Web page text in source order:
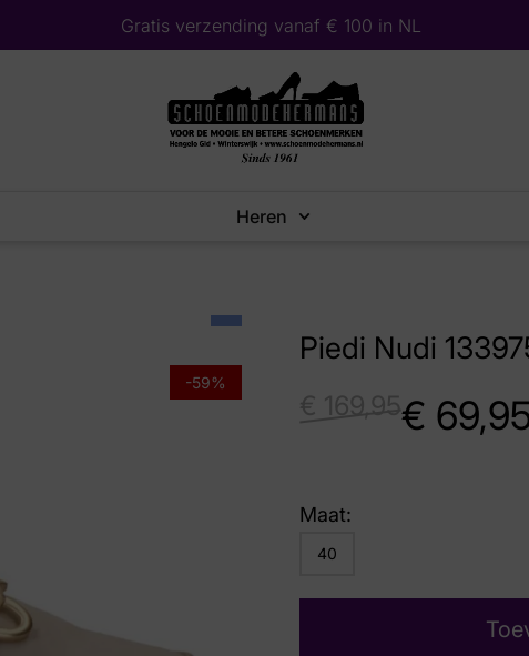
Gratis verzending vanaf € 100 in NL
Heren
-59%
Piedi Nudi
169,95€
Maat:
40